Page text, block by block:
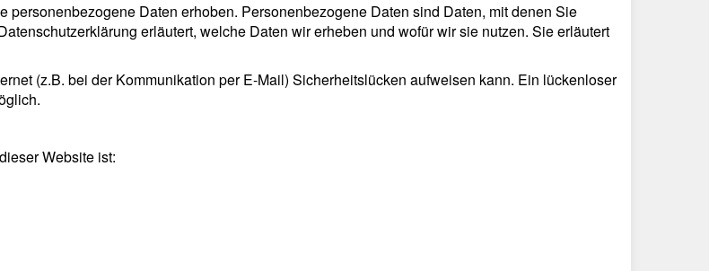
Daten erhoben. Personenbezogene Daten sind Daten, mit denen Sie
erläutert, welche Daten wir erheben und wofür wir sie nutzen. Sie erläutert
(z.B. bei der Kommunikation per E-Mail) Sicherheitslücken aufweisen kann. Ein lückenloser
Website ist: